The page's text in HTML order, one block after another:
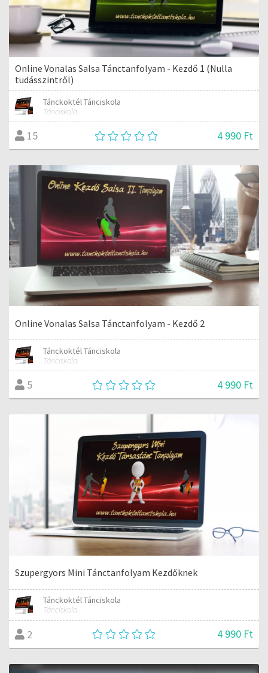
Online Vonalas Salsa Tánctanfolyam - Kezdő 1 (Nulla
tudásszintről)
Tánckoktél Tánciskola
Tánciskola
15 4 990 Ft
Online Vonalas Salsa Tánctanfolyam - Kezdő 2
Tánckoktél Tánciskola
Tánciskola
5 4 990 Ft
Szupergyors Mini Tánctanfolyam Kezdőknek
Tánckoktél Tánciskola
Tánciskola
2 4 990 Ft